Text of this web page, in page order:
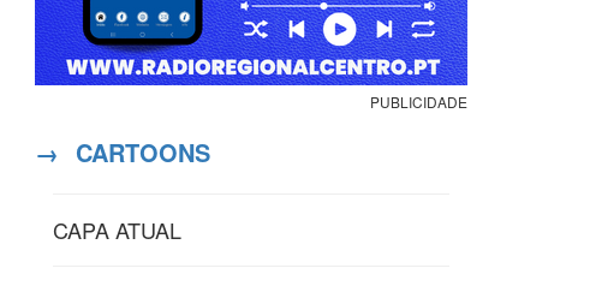
PUBLICIDADE
→ CARTOONS
CAPA ATUAL